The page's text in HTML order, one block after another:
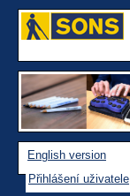
English version
Přihlášení uživatele